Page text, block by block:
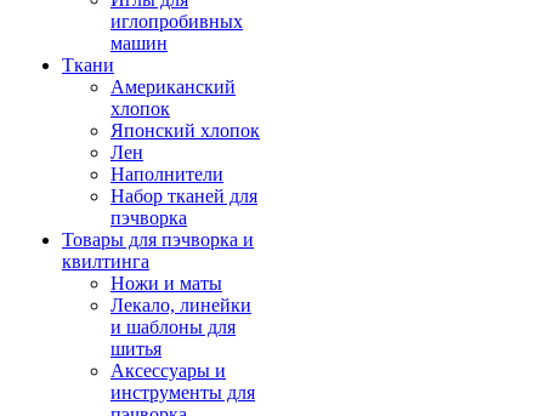
иглопробивных
машин
Ткани
Американский
хлопок
Японский хлопок
Лен
Наполнители
Набор тканей для
пэчворка
Товары для пэчворка и
квилтинга
Ножи и маты
Лекало, линейки
и шаблоны для
шитья
Аксессуары и
инструменты для